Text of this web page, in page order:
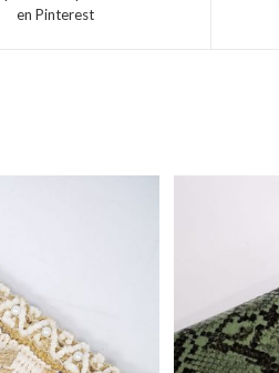
en Pinterest